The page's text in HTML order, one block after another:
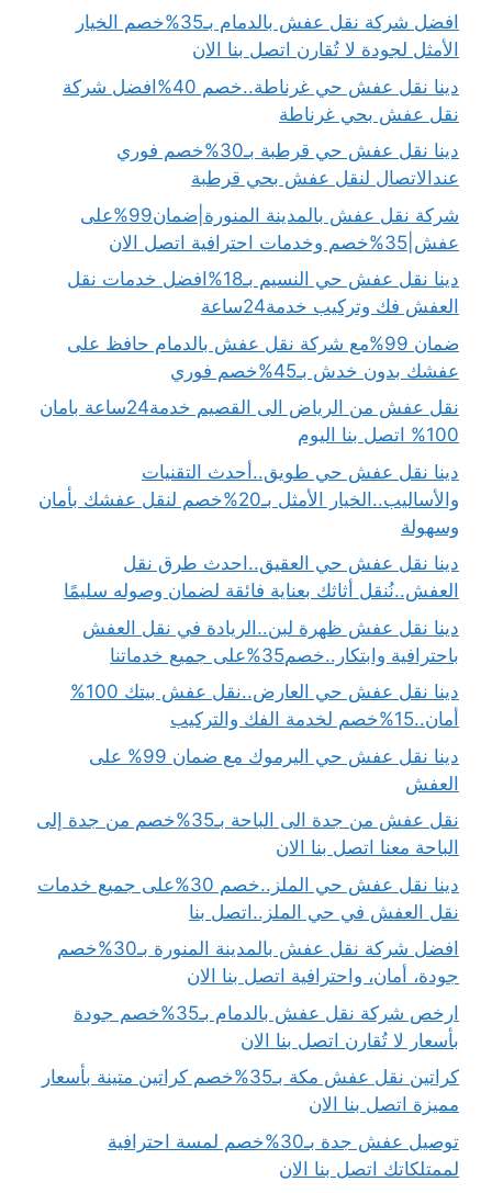
افضل شركة نقل عفش بالدمام بـ35%خصم الخيار
الأمثل لجودة لا تُقارن اتصل بنا الان
دينا نقل عفش حي غرناطة..خصم 40%افضل شركة
نقل عفش بحي غرناطة
دينا نقل عفش حي قرطبة بـ30%خصم فوري
عندالاتصال لنقل عفش بحي قرطبة
شركة نقل عفش بالمدينة المنورة|ضمان99%على
عفش|35%خصم وخدمات احترافية اتصل الان
دينا نقل عفش حي النسيم بـ18%افضل خدمات نقل
العفش فك وتركيب خدمة24ساعة
ضمان 99%مع شركة نقل عفش بالدمام حافظ على
عفشك بدون خدش بـ45%خصم فوري
نقل عفش من الرياض الى القصيم خدمة24ساعة بامان
100% اتصل بنا اليوم
دينا نقل عفش حي طويق..أحدث التقنيات
والأساليب..الخيار الأمثل بـ20%خصم لنقل عفشك بأمان
وسهولة
دينا نقل عفش حي العقيق..احدث طرق نقل
العفش..نُنقل أثاثك بعناية فائقة لضمان وصوله سليمًا
دينا نقل عفش ظهرة لبن..الريادة في نقل العفش
باحترافية وابتكار..خصم35%على جميع خدماتنا
دينا نقل عفش حي العارض..نقل عفش بيتك 100%
أمان..15%خصم لخدمة الفك والتركيب
دينا نقل عفش حي اليرموك مع ضمان 99% على
العفش
نقل عفش من جدة الى الباحة بـ35%خصم من جدة إلى
الباحة معنا اتصل بنا الان
دينا نقل عفش حي الملز..خصم 30%على جميع خدمات
نقل العفش في حي الملز..اتصل بنا
افضل شركة نقل عفش بالمدينة المنورة بـ30%خصم
جودة، أمان، واحترافية اتصل بنا الان
ارخص شركة نقل عفش بالدمام بـ35%خصم جودة
بأسعار لا تُقارن اتصل بنا الان
كراتين نقل عفش مكة بـ35%خصم كراتين متينة بأسعار
مميزة اتصل بنا الان
توصيل عفش جدة بـ30%خصم لمسة احترافية
لممتلكاتك اتصل بنا الان